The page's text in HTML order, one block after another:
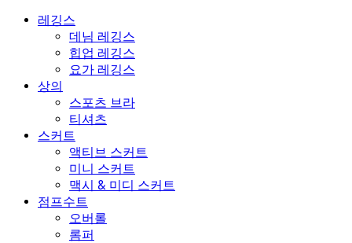
레깅스
데님 레깅스
힙업 레깅스
요가 레깅스
상의
스포츠 브라
티셔츠
스커트
액티브 스커트
미니 스커트
맥시 & 미디 스커트
점프수트
오버롤
롬퍼